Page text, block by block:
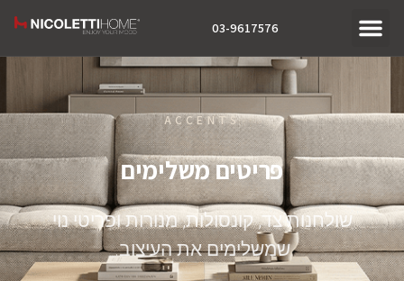
03-9617576
ACCENTS
פריטים משלימים
שולחנות צד, קונסולות, מנורות ופריטי נוי
שמשלימים את העיצוב.